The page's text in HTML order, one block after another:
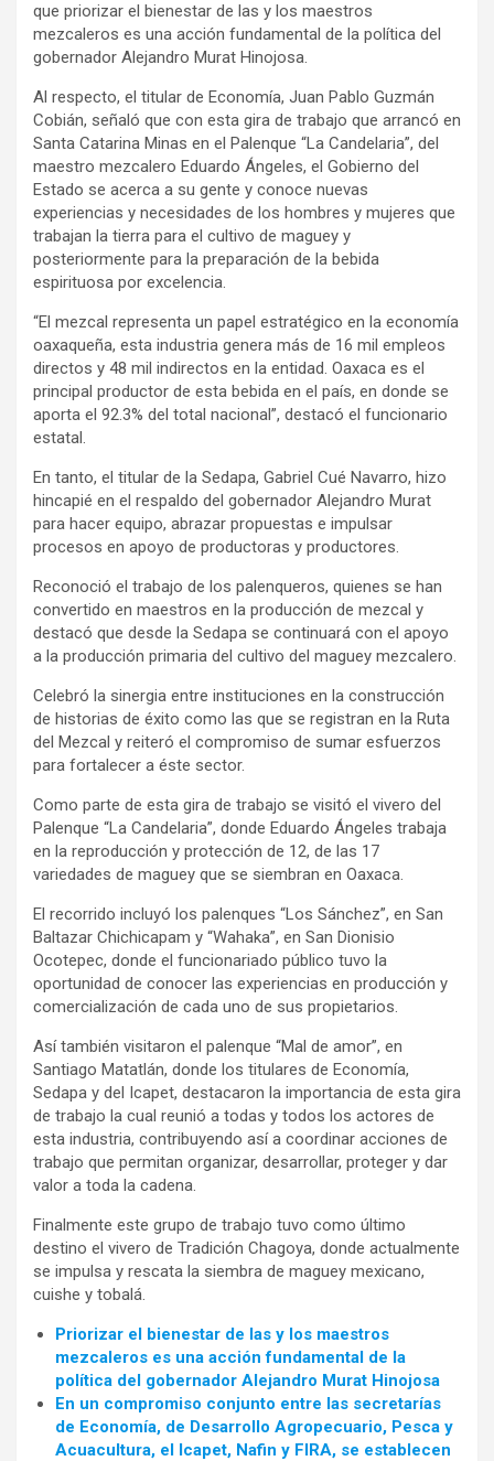
que priorizar el bienestar de las y los maestros
mezcaleros es una acción fundamental de la política del
gobernador Alejandro Murat Hinojosa.
Al respecto, el titular de Economía, Juan Pablo Guzmán
Cobián, señaló que con esta gira de trabajo que arrancó en
Santa Catarina Minas en el Palenque “La Candelaria”, del
maestro mezcalero Eduardo Ángeles, el Gobierno del
Estado se acerca a su gente y conoce nuevas
experiencias y necesidades de los hombres y mujeres que
trabajan la tierra para el cultivo de maguey y
posteriormente para la preparación de la bebida
espirituosa por excelencia.
“El mezcal representa un papel estratégico en la economía
oaxaqueña, esta industria genera más de 16 mil empleos
directos y 48 mil indirectos en la entidad. Oaxaca es el
principal productor de esta bebida en el país, en donde se
aporta el 92.3% del total nacional”, destacó el funcionario
estatal.
En tanto, el titular de la Sedapa, Gabriel Cué Navarro, hizo
hincapié en el respaldo del gobernador Alejandro Murat
para hacer equipo, abrazar propuestas e impulsar
procesos en apoyo de productoras y productores.
Reconoció el trabajo de los palenqueros, quienes se han
convertido en maestros en la producción de mezcal y
destacó que desde la Sedapa se continuará con el apoyo
a la producción primaria del cultivo del maguey mezcalero.
Celebró la sinergia entre instituciones en la construcción
de historias de éxito como las que se registran en la Ruta
del Mezcal y reiteró el compromiso de sumar esfuerzos
para fortalecer a éste sector.
Como parte de esta gira de trabajo se visitó el vivero del
Palenque “La Candelaria”, donde Eduardo Ángeles trabaja
en la reproducción y protección de 12, de las 17
variedades de maguey que se siembran en Oaxaca.
El recorrido incluyó los palenques “Los Sánchez”, en San
Baltazar Chichicapam y “Wahaka”, en San Dionisio
Ocotepec, donde el funcionariado público tuvo la
oportunidad de conocer las experiencias en producción y
comercialización de cada uno de sus propietarios.
Así también visitaron el palenque “Mal de amor”, en
Santiago Matatlán, donde los titulares de Economía,
Sedapa y del Icapet, destacaron la importancia de esta gira
de trabajo la cual reunió a todas y todos los actores de
esta industria, contribuyendo así a coordinar acciones de
trabajo que permitan organizar, desarrollar, proteger y dar
valor a toda la cadena.
Finalmente este grupo de trabajo tuvo como último
destino el vivero de Tradición Chagoya, donde actualmente
se impulsa y rescata la siembra de maguey mexicano,
cuishe y tobalá.
Priorizar el bienestar de las y los maestros
mezcaleros es una acción fundamental de la
política del gobernador Alejandro Murat Hinojosa
En un compromiso conjunto entre las secretarías
de Economía, de Desarrollo Agropecuario, Pesca y
Acuacultura, el Icapet, Nafin y FIRA, se establecen